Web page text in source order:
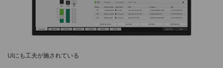
UIにも工夫が施されている